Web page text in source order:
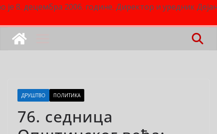
је 8. децембра 2006. године. Директор и уредник
ДРУШТВО ПОЛИТИКА
76. седница